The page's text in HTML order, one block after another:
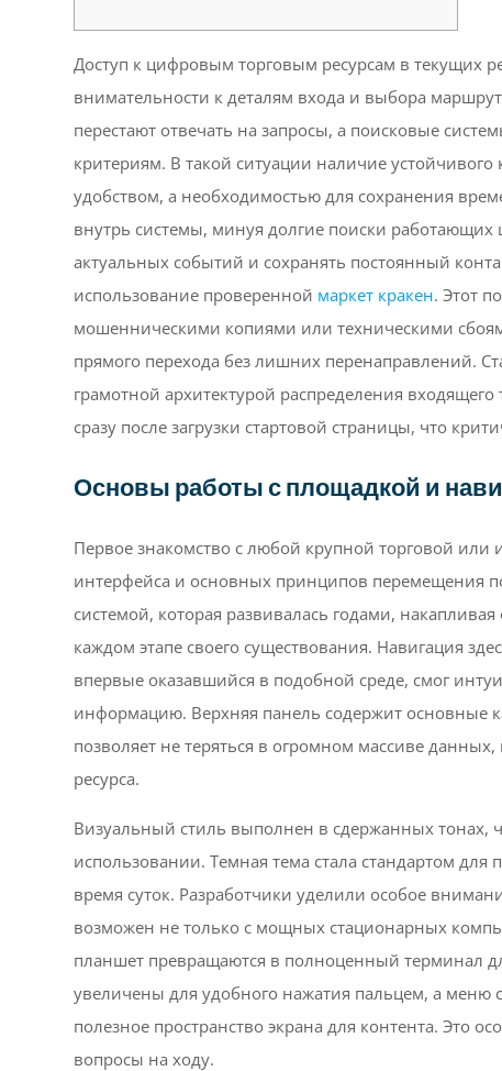
Доступ к цифровым торговым ресурсам в текущих
внимательности к деталям входа и выбора
перестают отвечать на запросы, а поисковые
критериям. В такой ситуации наличие устойчивого
удобством, а необходимостью для сохранения
внутрь системы, минуя долгие поиски работающих
актуальных событий и сохранять постоянный
использование проверенной маркет кракен. Этот
мошенническими копиями или техническими
прямого перехода без лишних перенаправлений.
грамотной архитектурой распределения
сразу после загрузки стартовой страницы, что
Основы работы с площадкой и
Первое знакомство с любой крупной торговой
интерфейса и основных принципов перемещения
системой, которая развивалась годами,
каждом этапе своего существования. Навигация
впервые оказавшийся в подобной среде, смог
информацию. Верхняя панель содержит основные
позволяет не теряться в огромном массиве
ресурса.
Визуальный стиль выполнен в сдержанных тонах,
использовании. Темная тема стала стандартом
время суток. Разработчики уделили особое
возможен не только с мощных стационарных
планшет превращаются в полноценный терминал
увеличены для удобного нажатия пальцем, а меню
полезное пространство экрана для контента. Это
вопросы на ходу.